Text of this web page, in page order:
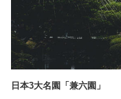
日本3大名園「兼六園」